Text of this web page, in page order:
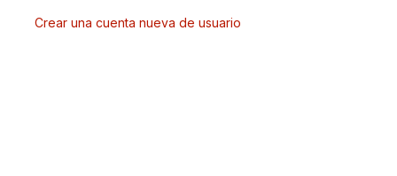
Crear una cuenta nueva de usuario